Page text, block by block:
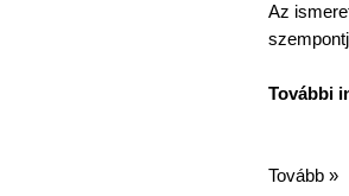
Az
További
Tovább »